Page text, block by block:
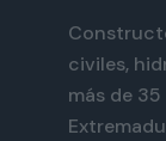
civiles,
más de